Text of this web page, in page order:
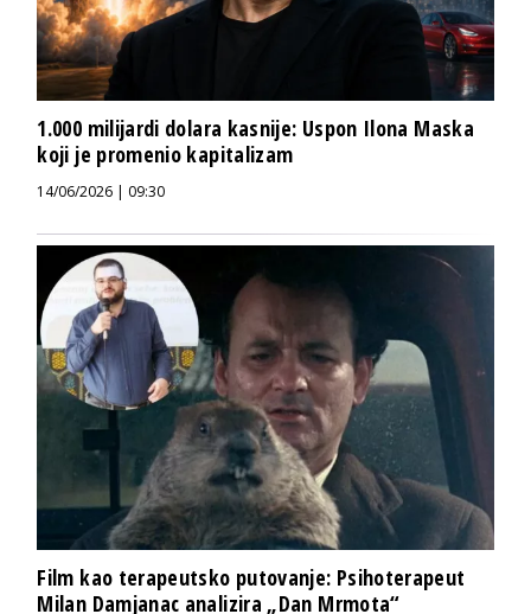
1.000 milijardi dolara kasnije: Uspon Ilona Maska
koji je promenio kapitalizam
14/06/2026 | 09:30
Film kao terapeutsko putovanje: Psihoterapeut
Milan Damjanac analizira „Dan Mrmota“